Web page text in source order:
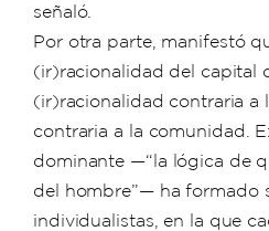
señaló.
Por otra parte, manifestó
(ir)racionalidad del capital
(ir)racionalidad contraria a
contraria a la comunidad.
dominante —“la lógica de
del hombre”— ha formado
individualistas, en la que